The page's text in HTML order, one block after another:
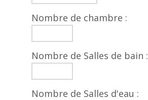
Nombre de chambre :
Nombre de Salles de bain :
Nombre de Salles d'eau :